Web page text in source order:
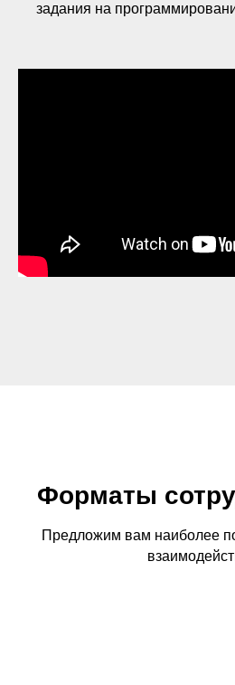
задания на
Форматы
Предложим вам наиболее